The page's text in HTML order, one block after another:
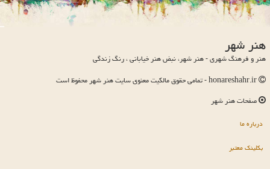
هنر شهر
هنر و فرهنگ شهری - هنر شهر، نبض هنر خیابانی ، رنگ زندگی
صفحات هنر شهر
درباره ما
بکلینک معتبر